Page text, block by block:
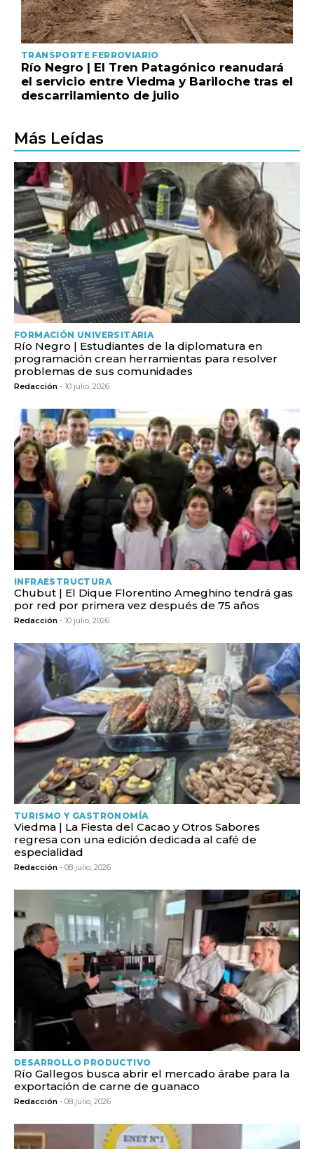
TRANSPORTE FERROVIARIO
Río Negro | El Tren Patagónico reanudará
el servicio entre Viedma y Bariloche tras el
descarrilamiento de julio
Más Leídas
FORMACIÓN UNIVERSITARIA
Río Negro | Estudiantes de la diplomatura en
programación crean herramientas para resolver
problemas de sus comunidades
Redacción - 10 julio, 2026
INFRAESTRUCTURA
Chubut | El Dique Florentino Ameghino tendrá gas
por red por primera vez después de 75 años
Redacción - 10 julio, 2026
TURISMO Y GASTRONOMÍA
Viedma | La Fiesta del Cacao y Otros Sabores
regresa con una edición dedicada al café de
especialidad
Redacción - 08 julio, 2026
DESARROLLO PRODUCTIVO
Río Gallegos busca abrir el mercado árabe para la
exportación de carne de guanaco
Redacción - 08 julio, 2026